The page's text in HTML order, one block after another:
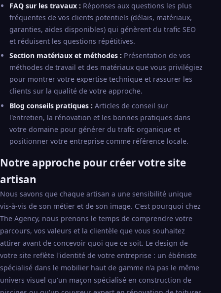
FAQ sur les travaux : Réponses aux questions les plus
fréquentes de vos clients potentiels (délais, matériaux,
garanties, aides disponibles) qui génèrent du trafic SEO
et réduisent les questions répétitives.
Section matériaux et méthodes : Présentation de vos
méthodes de travail et des matériaux que vous privilégiez
pour montrer votre expertise technique et rassurer les
clients sur la qualité de votre approche.
Blog conseils pratiques : Articles de conseil sur
l'entretien, la rénovation et les bonnes pratiques dans
votre domaine pour générer du trafic organique et
positionner votre entreprise comme référence locale.
Notre approche pour créer votre site
artisan
Nous savons que chaque artisan a une sensibilité unique
vis-à-vis de son métier et de son image. C'est pourquoi chez
The Agency, nous prenons le temps de comprendre votre
parcours, vos valeurs et la clientèle que vous souhaitez
attirer avant de concevoir quoi que ce soit. Le design de
votre site reflète l'identité de votre entreprise : un ébéniste
spécialisé dans le mobilier haut de gamme n'a pas le même
univers visuel qu'un maçon spécialisé en construction de